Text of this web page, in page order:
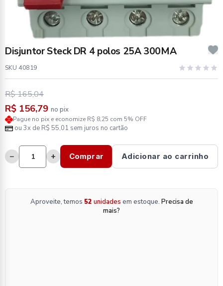
Disjuntor Steck DR 4 polos 25A 300MA
SKU 40819
R$ 165,04
R$ 156,79 no pix
Pague no pix e economize R$ 8,25 com 5% OFF
ou 3x de R$ 55,01 sem juros no cartão
− + Comprar Adicionar ao carrinho
Aproveite, temos 52 unidades em estoque. Precisa de
mais?